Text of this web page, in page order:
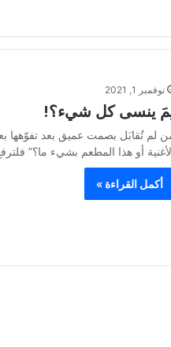
نوفمبر 1, 2021
ينسى كل شيء؟!
لم تُقابَل بصمت عميق بعد تفوّهها
أو هذا المطعم بشيء ما؟”
أكمل القراءة »